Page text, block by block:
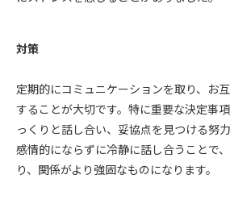
対策
定期的にコミュニケーションを取り、お
することが大切です。特に重要な決定事
っくりと話し合い、妥協点を見つける努
感情的にならずに冷静に話し合うことで
り、関係がより強固なものになります。